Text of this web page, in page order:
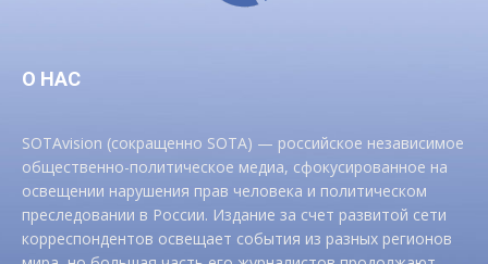
О НАС
SOTAvision (сокращенно SOTA) — российское независимое
общественно-политическое медиа, сфокусированное на
освещении нарушения прав человека и политическом
преследовании в России. Издание за счет развитой сети
корреспондентов освещает события из разных регионов